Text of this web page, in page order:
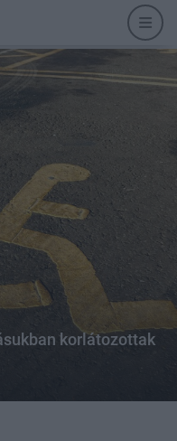
korlátozottak